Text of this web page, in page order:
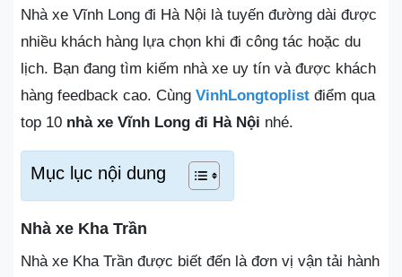
Nhà xe Vĩnh Long đi Hà Nội là tuyến đường dài được
nhiều khách hàng lựa chọn khi đi công tác hoặc du
lịch. Bạn đang tìm kiếm nhà xe uy tín và được khách
hàng feedback cao. Cùng VinhLongtoplist điểm qua
top 10 nhà xe Vĩnh Long đi Hà Nội nhé.
Mục lục nội dung
Nhà xe Kha Trần
Nhà xe Kha Trần được biết đến là đơn vị vận tải hành